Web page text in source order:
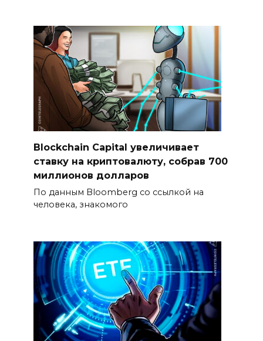
Blockchain Capital увеличивает
ставку на криптовалюту, собрав 700
миллионов долларов
По данным Bloomberg со ссылкой на
человека, знакомого